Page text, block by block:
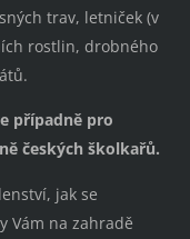
trav, letniček (v
rostlin, drobného
případně pro
českých školkařů.
jak se
Vám na zahradě